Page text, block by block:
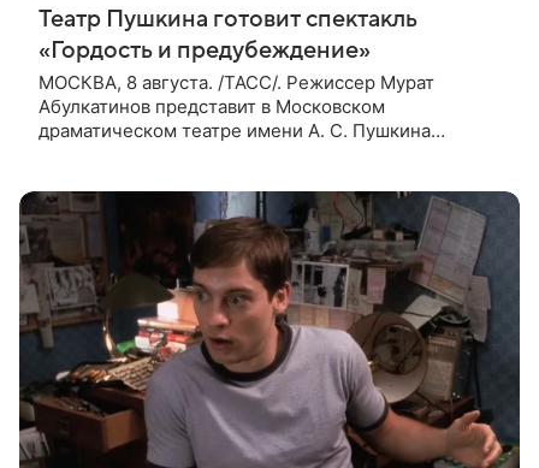
Театр Пушкина готовит спектакль
«Гордость и предубеждение»
МОСКВА, 8 августа. /ТАСС/. Режиссер Мурат
Абулкатинов представит в Московском
драматическом театре имени А. С. Пушкина
XVIII —